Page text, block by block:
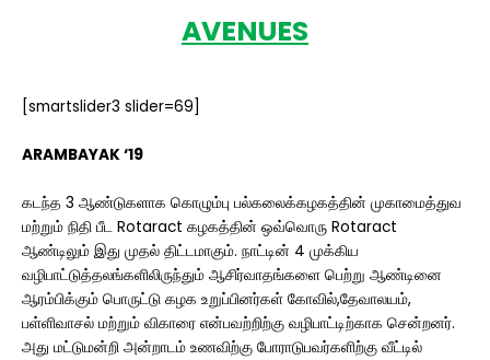
AVENUES
[smartslider3 slider=69]
ARAMBAYAK ‘19
கடந்த 3 ஆண்டுகளாக கொழும்பு பல்கலைக்கழகத்தின் முகாமைத்துவ
மற்றும் நிதி பீட Rotaract கழகத்தின் ஒவ்வொரு Rotaract
ஆண்டிலும் இது முதல் திட்டமாகும். நாட்டின் 4 முக்கிய
வழிபாட்டுத்தலங்களிலிருந்தும் ஆசிர்வாதங்களை பெற்று ஆண்டினை
ஆரம்பிக்கும் பொருட்டு கழக உறுப்பினர்கள் கோவில்,தேவாலயம்,
பள்ளிவாசல் மற்றும் விகாரை என்பவற்றிற்கு வழிபாட்டிற்காக சென்றனர்.
அது மட்டுமன்றி அன்றாடம் உணவிற்கு போராடுபவர்களிற்கு வீட்டில்